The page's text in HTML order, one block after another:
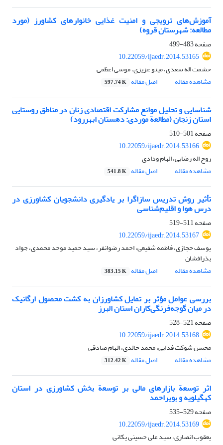
آموزش‌های ترویجی و امنیت غذایی خانوارهای کشاورز (مورد
مطالعه: شهرستان قروه)
صفحه483-499
10.22059/ijaedr.2014.53165
حشمت اله سعدی، مینو عزیزی، موسی اعظمی
مشاهده مقاله
اصل مقاله 597.74 K
شناسایی و تحلیل موانع مشارکت اقتصادی زنان در مناطق روستایی
استان زنجان (مطالعة موردی: دهستان ابهررود)
صفحه501-510
10.22059/ijaedr.2014.53166
روح اله رضایی، الهام ودادی
مشاهده مقاله
اصل مقاله 541.8 K
تأثیر روش‌‌ تدریس سازاگرا بر یادگیری دانشجویان کشاورزی در
درس هوا و اقلیم‌شناسی
صفحه511-519
10.22059/ijaedr.2014.53167
یوسف حجازی، فاطمه شفیعی، احمد رضوانفر، سید حمید موحد محمدی، جواد
بذرافشان
مشاهده مقاله
اصل مقاله 383.15 K
بررسی عوامل مؤثر بر تمایل کشاورزان به کشت محصول ارگانیک
در میان گوجه‌فرنگی‌‌کاران استان البرز
صفحه521-528
10.22059/ijaedr.2014.53168
محسن شوکت فدایی، محمد خالدی، الهام صادقی
مشاهده مقاله
اصل مقاله 312.42 K
اثر توسعة بازارهای مالی بر توسعة بخش کشاورزی در استان
کهگیلویه و بویراحمد
صفحه529-535
10.22059/ijaedr.2014.53169
یعقوب انصاری، سید علی حسینی یکانی